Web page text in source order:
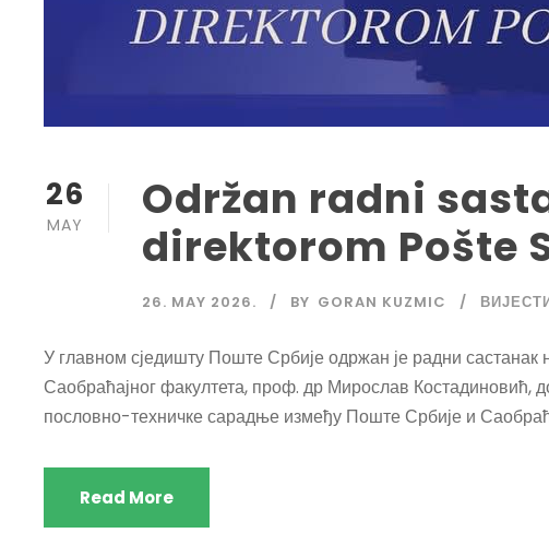
26
MAY
Održan radni
direktorom Pošte
26. MAY 2026. BY GORAN KUZMIC
У главном сједишту Поште Србије одржан је радни
Саобраћајног факултета, проф. др Мирослав Костадиновић,
пословно-техничке сарадње између Поште Србије и
Read More